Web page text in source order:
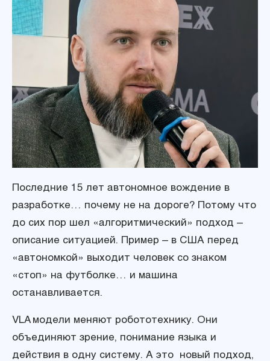
Последние 15 лет автономное вождение в
разработке… почему не на дороге? Потому что
до сих пор шел «алгоритмический» подход –
описание ситуацией. Пример – в США перед
«автономкой» выходит человек со знаком
«стоп» на футболке… и машина
останавливается.
VLA модели меняют робототехнику. Они
объединяют зрение, понимание языка и
действия в одну систему. А это новый подход,